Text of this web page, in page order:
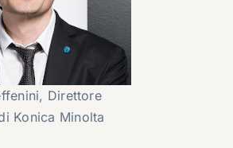
Direttore
Konica Minolta